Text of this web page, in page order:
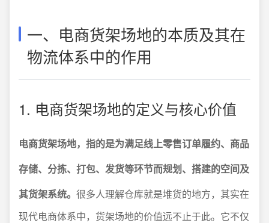
一、电商货架场地的本质及其在
物流体系中的作用
1. 电商货架场地的定义与核心价值
电商货架场地，指的是为满足线上零售订单履约、商品
存储、分拣、打包、发货等环节而规划、搭建的空间及
其货架系统。 很多人理解仓库就是堆货的地方，其实在
现代电商体系中，货架场地的价值远不止于此。它不仅